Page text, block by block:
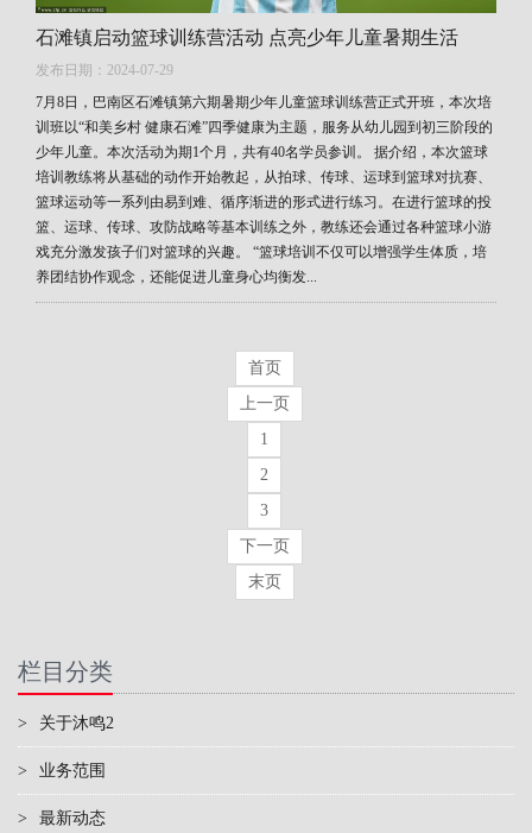
石滩镇启动篮球训练营活动 点亮少年儿童暑期生活
发布日期：2024-07-29
7月8日，巴南区石滩镇第六期暑期少年儿童篮球训练营正式开班，本次培
训班以“和美乡村 健康石滩”四季健康为主题，服务从幼儿园到初三阶段的
少年儿童。本次活动为期1个月，共有40名学员参训。 据介绍，本次篮球
培训教练将从基础的动作开始教起，从拍球、传球、运球到篮球对抗赛、
篮球运动等一系列由易到难、循序渐进的形式进行练习。在进行篮球的投
篮、运球、传球、攻防战略等基本训练之外，教练还会通过各种篮球小游
戏充分激发孩子们对篮球的兴趣。 “篮球培训不仅可以增强学生体质，培
养团结协作观念，还能促进儿童身心均衡发...
首页
上一页
1
2
3
下一页
末页
栏目分类
> 关于沐鸣2
> 业务范围
> 最新动态